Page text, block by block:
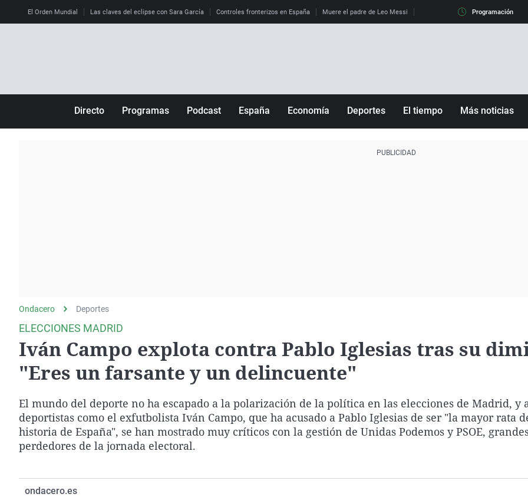
El Orden Mundial Las claves del eclipse con Sara García Controles fronterizos en España Muere el padre de Leo Messi La diferencia entre observar el
Programación
Directo Programas
Como el perro y el
Podcast
Negra
España
País Vasco
Economía Deportes El tiempo Más noticias
Ondacero Deportes
ELECCIONES MADRID
Iván Campo explota contra Pablo Iglesias tras su
"Eres un farsante y un delincuente"
El mundo del deporte no ha escapado a la polarización de la política en las elecciones de Madrid, y
deportistas como el exfutbolista Iván Campo, que ha acusado a Pablo Iglesias de ser "la mayor rata
historia de España", se han mostrado muy críticos con la gestión de Unidas Podemos y PSOE,
perdedores de la jornada electoral.
ondacero.es